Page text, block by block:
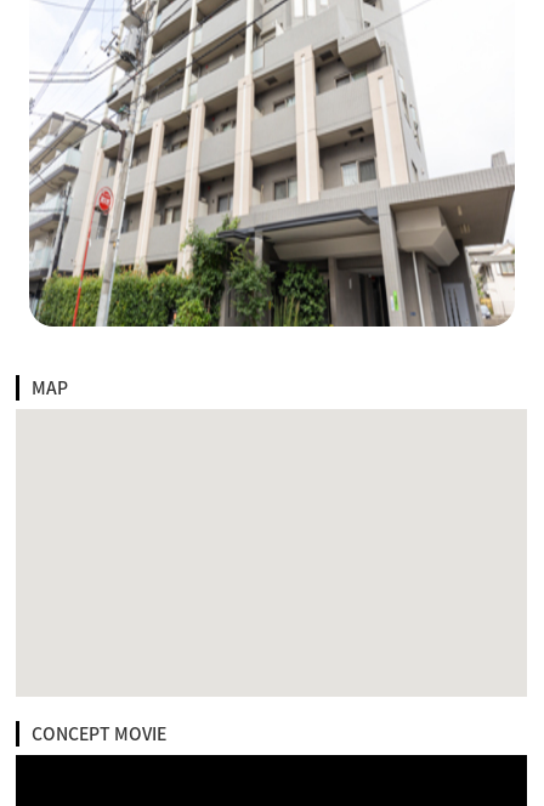
MAP
CONCEPT MOVIE